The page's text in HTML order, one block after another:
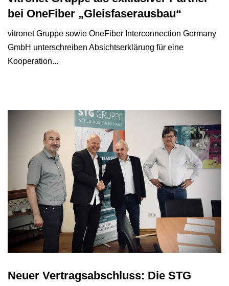
bei OneFiber „Gleisfaserausbau“
vitronet Gruppe sowie OneFiber Interconnection Germany
GmbH unterschreiben Absichtserklärung für eine
Kooperation...
Neuer Vertragsabschluss: Die STG